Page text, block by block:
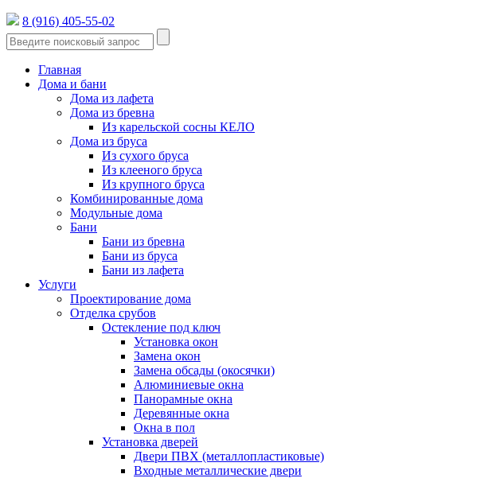
8 (916) 405-55-02
Главная
Дома и бани
Дома из лафета
Дома из бревна
Из карельской сосны КЕЛО
Дома из бруса
Из сухого бруса
Из клееного бруса
Из крупного бруса
Комбинированные дома
Модульные дома
Бани
Бани из бревна
Бани из бруса
Бани из лафета
Услуги
Проектирование дома
Отделка срубов
Остекление под ключ
Установка окон
Замена окон
Замена обсады (окосячки)
Алюминиевые окна
Панорамные окна
Деревянные окна
Окна в пол
Установка дверей
Двери ПВХ (металлопластиковые)
Входные металлические двери